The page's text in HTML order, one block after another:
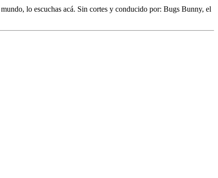
lo escuchas acá. Sin cortes y conducido por: Bugs Bunny, el